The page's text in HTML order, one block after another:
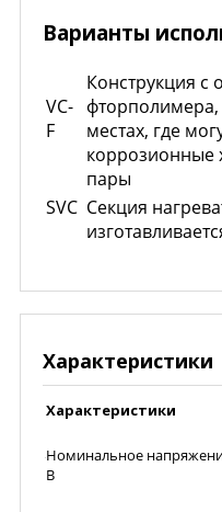
Варианты
VC-
F
Конструкция с
фторполимера,
местах, где
коррозионные
пары
SVC Секция
Характеристики
Характеристики
Номинальное
В